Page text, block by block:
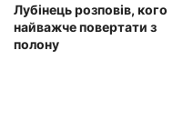
Лубінець розповів, кого
найважче повертати з
полону